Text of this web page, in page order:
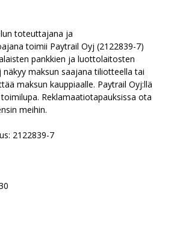
toteuttajana ja
toimii Paytrail Oyj (2122839-7)
pankkien ja luottolaitosten
näkyy maksun saajana tiliotteella tai
maksun kauppiaalle. Paytrail Oyj:llä
Reklamaatiotapauksissa ota
meihin.
2122839-7